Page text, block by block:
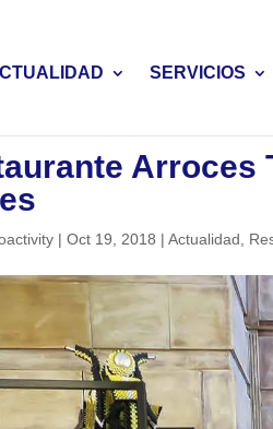
SERVICIOS
Arroces
|Oct 19, 2018 |Actualidad